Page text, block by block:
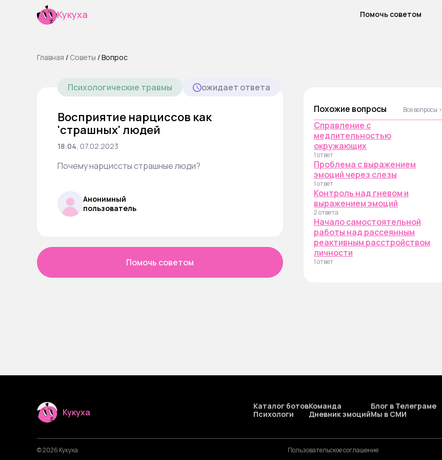
Кукуха Помочь советом
Главная / Cоветы /Вопрос
Психологические травмы ожидает ответа
Восприятие нарциссов как
'страшных' людей
18:04, 07.02.2023
Почему нарциссты страшные люди?
Анонимный
пользователь
Помочь советом
Похожие вопросы Все вопросы ›
Справление с
медлительностью
окружающих
1 ответ
Проблема с выражением
эмоций через слезы
1 ответ
Контроль над гневом и
выражением эмоций
2 ответа
Начало самостоятельной
работы над рассеянным
реактивным расстройством
личности
1 ответ
Кукуха
Каталог ботов
Психологи
Команда
Дневник эмоций
Блог в Телеграме
Мы в СМИ
© 2026 Кукуха
Пользовательское соглашение